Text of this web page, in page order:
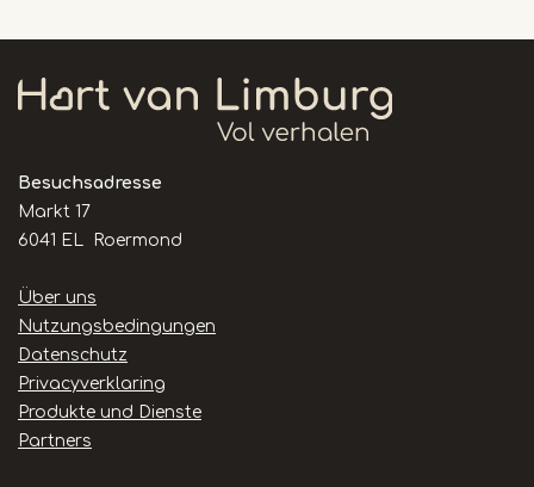
Besuchsadresse
Markt 17
6041 EL Roermond
Handige
links
Über uns
Nutzungsbedingungen
Datenschutz
Privacyverklaring
Produkte und Dienste
Partners